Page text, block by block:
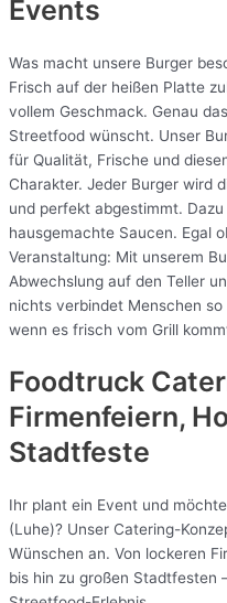
Events
Was macht unsere Burger
Frisch auf der heißen Platte
vollem Geschmack. Genau
Streetfood wünscht. Unser
für Qualität, Frische und
Charakter. Jeder Burger wird
und perfekt abgestimmt. Dazu
hausgemachte Saucen. Egal
Veranstaltung: Mit unserem
Abwechslung auf den Teller
nichts verbindet Menschen
wenn es frisch vom Grill
Foodtruck
Firmenfeiern,
Stadtfeste
Ihr plant ein Event und
(Luhe)? Unser Catering-
Wünschen an. Von lockeren
bis hin zu großen Stadtfesten